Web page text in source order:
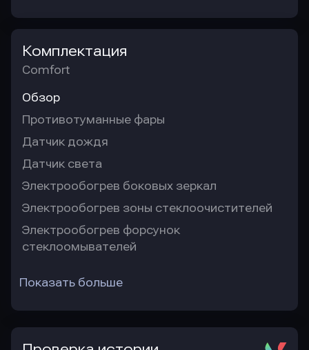
Комплектация
Comfort
Обзор
Противотуманные фары
Датчик дождя
Датчик света
Электрообогрев боковых зеркал
Электрообогрев зоны стеклоочистителей
Электрообогрев форсунок
стеклоомывателей
Показать больше